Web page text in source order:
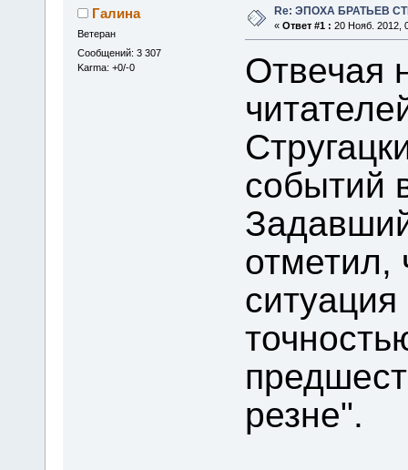
Галина
Ветеран
Сообщений: 3 307
Karma: +0/-0
Re: ЭПОХА БРАТЬЕВ
« Ответ #1 : 20 Нояб. 2012,
Отвечая
событий
отметил,
резне".